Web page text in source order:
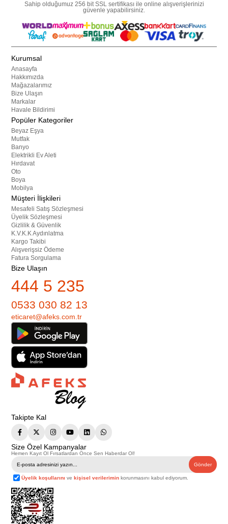
Sahip olduğumuz 256 bit SSL sertifikası ile online alışverişlerinizi
güvenle yapabilirsiniz.
Kurumsal
Anasayfa
Hakkımızda
Mağazalarımız
Bize Ulaşın
Markalar
Havale Bildirimi
Popüler Kategoriler
Beyaz Eşya
Mutfak
Banyo
Elektrikli Ev Aleti
Hırdavat
Oto
Boya
Mobilya
Müşteri İlişkileri
Mesafeli Satış Sözleşmesi
Üyelik Sözleşmesi
Gizlilik & Güvenlik
K.V.K.K Aydınlatma
Kargo Takibi
Alışverişsiz Ödeme
Fatura Sorgulama
Bize Ulaşın
444 5 235
0533 030 82 13
eticaret@afeks.com.tr
Takipte Kal
Size Özel Kampanyalar
Hemen Kayıt Ol Fırsatlardan Önce Sen Haberdar Ol!
Gönder
Üyelik koşullarını vekişisel verilerimin korunmasını kabul ediyorum.